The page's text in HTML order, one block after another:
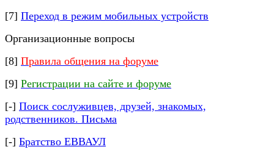
[7] Переход в режим мобильных устройств
Организационные вопросы
[8] Правила общения на форуме
[9] Регистрации на сайте и форуме
[-] Поиск сослуживцев, друзей, знакомых,
родственников. Письма
[-] Братство ЕВВАУЛ